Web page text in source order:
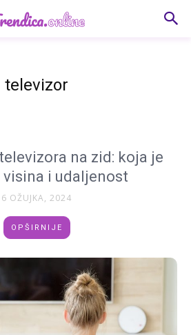
televizor
na zid: koja je
visina i udaljenost
6 OŽUJKA, 2024
OPŠIRNIJE